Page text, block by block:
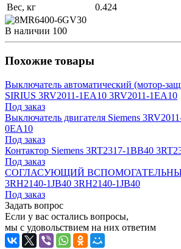
Вес, кг
0.424
В наличии 100
Похожие товары
Выключатель автоматический (мотор-
SIRIUS 3RV2011-1EA10 3RV2011-1EA10
Под заказ
Выключатель двигателя Siemens
0EA10
Под заказ
Контактор Siemens 3RT2317-1BB40
Под заказ
СОГЛАСУЮЩИЙ
3RH2140-1JB40 3RH2140-1JB40
Под заказ
Задать вопрос
Если у вас остались вопросы,
мы с удовольствием на них ответим